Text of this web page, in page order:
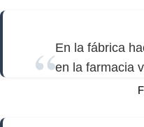
En la fábrica
en la farmacia